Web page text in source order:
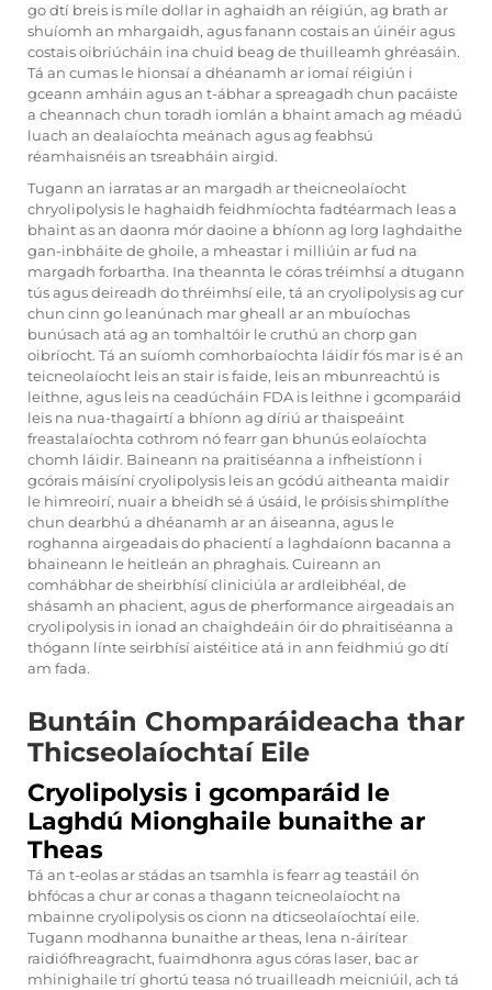
go dtí breis is míle dollar in aghaidh an réigiún, ag brath ar
shuíomh an mhargaidh, agus fanann costais an úinéir agus
costais oibriúcháin ina chuid beag de thuilleamh ghréasáin.
Tá an cumas le hionsaí a dhéanamh ar iomaí réigiún i
gceann amháin agus an t-ábhar a spreagadh chun pacáiste
a cheannach chun toradh iomlán a bhaint amach ag méadú
luach an dealaíochta meánach agus ag feabhsú
réamhaisnéis an tsreabháin airgid.
Tugann an iarratas ar an margadh ar theicneolaíocht
chryolipolysis le haghaidh feidhmíochta fadtéarmach leas a
bhaint as an daonra mór daoine a bhíonn ag lorg laghdaithe
gan-inbháite de ghoile, a mheastar i milliúin ar fud na
margadh forbartha. Ina theannta le córas tréimhsí a dtugann
tús agus deireadh do thréimhsí eile, tá an cryolipolysis ag cur
chun cinn go leanúnach mar gheall ar an mbuíochas
bunúsach atá ag an tomhaltóir le cruthú an chorp gan
oibríocht. Tá an suíomh comhorbaíochta láidir fós mar is é an
teicneolaíocht leis an stair is faide, leis an mbunreachtú is
leithne, agus leis na ceadúcháin FDA is leithne i gcomparáid
leis na nua-thagairtí a bhíonn ag díriú ar thaispeáint
freastalaíochta cothrom nó fearr gan bhunús eolaíochta
chomh láidir. Baineann na praitiséanna a infheistíonn i
gcórais máisíní cryolipolysis leis an gcódú aitheanta maidir
le himreoirí, nuair a bheidh sé á úsáid, le próisis shimplíthe
chun dearbhú a dhéanamh ar an áiseanna, agus le
roghanna airgeadais do phacientí a laghdaíonn bacanna a
bhaineann le heitleán an phraghais. Cuireann an
comhábhar de sheirbhísí cliniciúla ar ardleibhéal, de
shásamh an phacient, agus de pherformance airgeadais an
cryolipolysis in ionad an chaighdeáin óir do phraitiséanna a
thógann línte seirbhísí aistéitice atá in ann feidhmiú go dtí
am fada.
Buntáin Chomparáideacha thar
Thicseolaíochtaí Eile
Cryolipolysis i gcomparáid le
Laghdú Mionghaile bunaithe ar
Theas
Tá an t-eolas ar stádas an tsamhla is fearr ag teastáil ón
bhfócas a chur ar conas a thagann teicneolaíocht na
mbainne cryolipolysis os cionn na dticseolaíochtaí eile.
Tugann modhanna bunaithe ar theas, lena n-áirítear
raidiófhreagracht, fuaimdhonra agus córas laser, bac ar
mhinighaile trí ghortú teasa nó truailleadh meicniúil, ach tá